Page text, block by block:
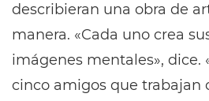
describieran una obra de
manera. «Cada uno crea
imágenes mentales», dice.
cinco amigos que trabajan